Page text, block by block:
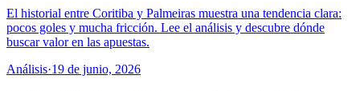
El historial entre Coritiba y Palmeiras muestra una tendencia clara:
pocos goles y mucha fricción. Lee el análisis y descubre dónde
buscar valor en las apuestas.
Análisis·19 de junio, 2026